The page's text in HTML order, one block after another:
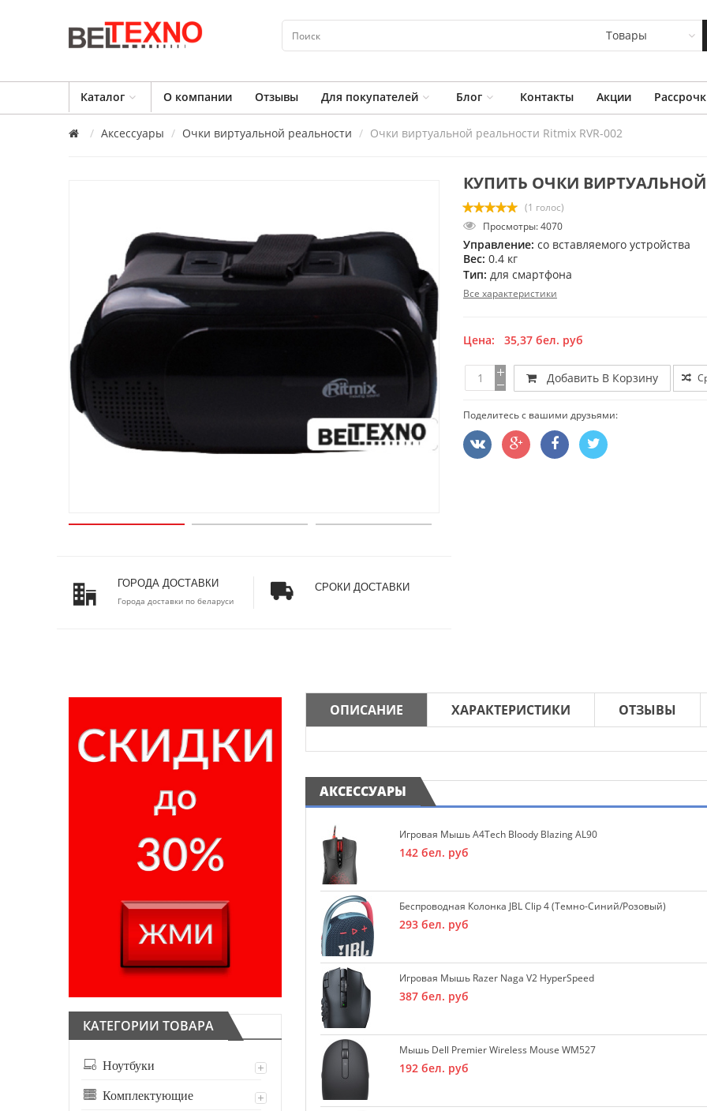
Товары
Каталог О компании Отзывы Для покупателей Блог Контакты Акции
Аксессуары Очки виртуальной реальности Очки виртуальной реальности Ritmix RVR-002
ГОРОДА ДОСТАВКИ
Города доставки по беларуси
СРОКИ ДОСТАВКИ
КУПИТЬ ОЧКИ ВИРТУАЛЬНОЙ
(1 голос)
Просмотры: 4070
Управление: со вставляемого устройства
Вес: 0.4 кг
Тип: для смартфона
Все характеристики
Цена: 35,37 бел. руб
Добавить В Корзину
Поделитесь с вашими друзьями:
КАТЕГОРИИ ТОВАРА
Ноутбуки
Комплектующие
ОПИСАНИЕ ХАРАКТЕРИСТИКИ ОТЗЫВЫ
АКСЕССУАРЫ
Игровая Мышь A4Tech Bloody Blazing AL90
142 бел. руб
Беспроводная Колонка JBL Clip 4 (темно-Синий/розовый)
293 бел. руб
Игровая Мышь Razer Naga V2 HyperSpeed
387 бел. руб
Мышь Dell Premier Wireless Mouse WM527
192 бел. руб